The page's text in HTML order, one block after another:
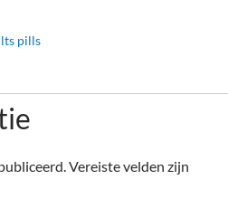
pills
Vereiste velden zijn